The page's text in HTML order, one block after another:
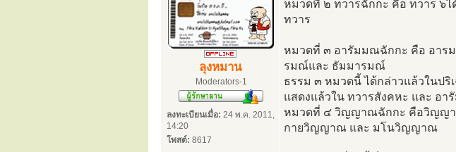
ลุงหมาน
Moderators-1
ลงทะเบียนเมื่อ: 24 พ.ค. 2011,
14:20
โพสต์: 8617
หมวดที่ ๒ ทวารฉักกะ คือ ทวาร ๖
ทวาร
หมวดที่ ๓ อารัมมณฉักกะ คือ อาร
รมณ์และ ธัมมารมณ์
ธรรม ๓ หมวดนี้ ได้กล่าวแล้วในปริ
แสดงแล้วใน ทวารสังคหะ และ อ
หมวดที่ ๔ วิญญาณฉักกะ คือวิญญ
กายวิญญาณ และ มโนวิญญาณ